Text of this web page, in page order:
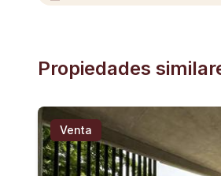
Propiedades
Venta